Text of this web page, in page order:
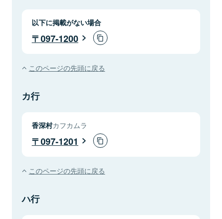
以下に掲載がない場合
097-1200
このページの先頭に戻る
カ行
香深村カフカムラ
097-1201
このページの先頭に戻る
ハ行